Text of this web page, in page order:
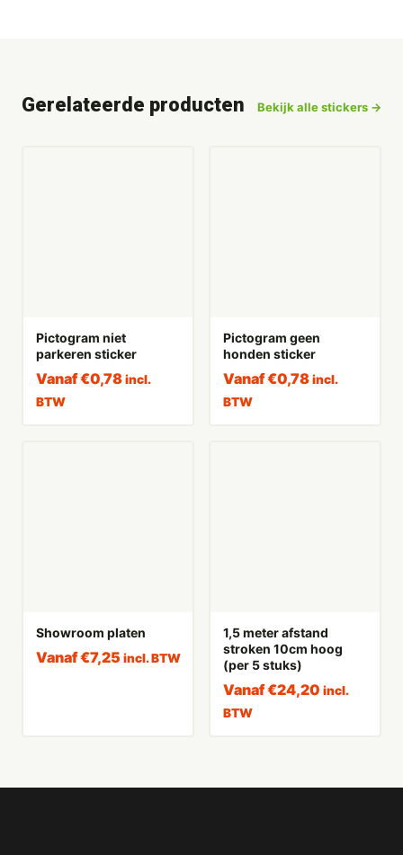
Gerelateerde producten Bekijk alle stickers →
Pictogram niet
parkeren sticker
Vanaf€0,78 incl.
BTW
Pictogram geen
honden sticker
Vanaf€0,78 incl.
BTW
Showroom platen
Vanaf€7,25 incl. BTW
1,5 meter afstand
stroken 10cm hoog
(per 5 stuks)
Vanaf€24,20 incl.
BTW